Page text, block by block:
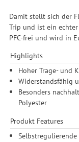
Damit stellt sich der
Trip und ist ein
PFC-frei und wird in
Highlights
Hoher Trage- und
Widerstandsfähig
Besonders
Polyester
Produkt Features